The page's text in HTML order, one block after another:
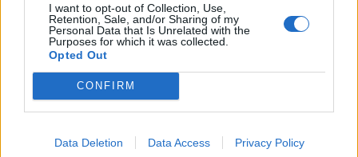
I want to opt-out of Collection, Use,
Retention, Sale, and/or Sharing of my
Personal Data that Is Unrelated with the
Purposes for which it was collected.
Opted Out
CONFIRM
Data Deletion Data Access Privacy Policy
lissy_kind
Lebende Forenlegende
Licht aus